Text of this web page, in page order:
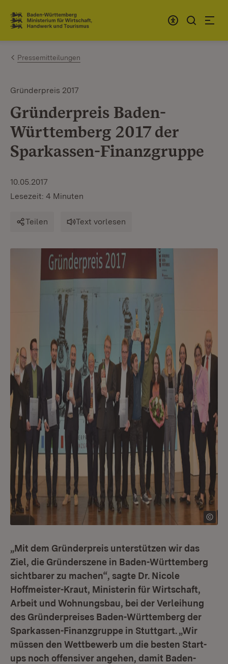
Zum Inhalt springen
Link zur Startseite
Pressemitteilungen
Gründerpreis 2017
Gründerpreis Baden-
Württemberg 2017 der
Sparkassen-Finanzgruppe
10.05.2017
Lesezeit: 4 Minuten
Teilen Text vorlesen
„Mit dem Gründerpreis unterstützen wir das
Ziel, die Gründerszene in Baden-Württemberg
sichtbarer zu machen“, sagte Dr. Nicole
Hoffmeister-Kraut, Ministerin für Wirtschaft,
Arbeit und Wohnungsbau, bei der Verleihung
des Gründerpreises Baden-Württemberg der
Sparkassen-Finanzgruppe in Stuttgart. „Wir
müssen den Wettbewerb um die besten Start-
ups noch offensiver angehen, damit Baden-